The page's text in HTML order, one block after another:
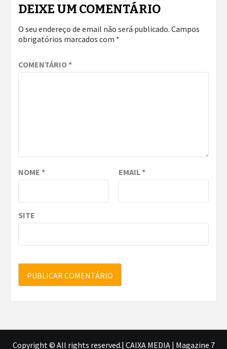
DEIXE UM COMENTÁRIO
O seu endereço de email não será publicado. Campos
obrigatórios marcados com *
COMENTÁRIO*
NOME * EMAIL*
SITE
Copyright © All rights reserved.| CAIXA MEDIA | Magazine 7